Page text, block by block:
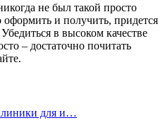
не был такой просто
оформить и получить, придется
в высоком качестве
– достаточно почитать
для и…